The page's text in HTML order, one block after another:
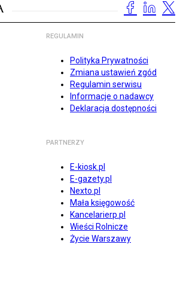
REGULAMIN
Polityka Prywatności
Zmiana ustawień zgód
Regulamin serwisu
Informacje o nadawcy
Deklaracja dostępności
PARTNERZY
E-kiosk.pl
E-gazety.pl
Nexto.pl
Mała księgowość
Kancelarierp.pl
Wieści Rolnicze
Życie Warszawy